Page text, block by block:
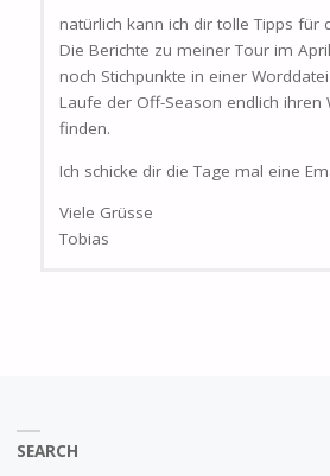
natürlich kann ich dir tolle Tipps für
Die Berichte zu meiner Tour im
noch Stichpunkte in einer
Laufe der Off-Season endlich ihren
finden.
Ich schicke dir die Tage mal eine
Viele Grüsse
Tobias
SEARCH